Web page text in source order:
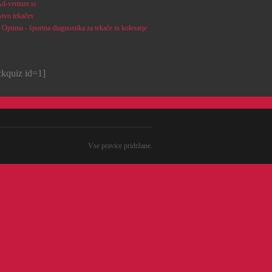
venture.si
tekačev
- športna diagnostika za tekače in kolesarje
id=1]
Vse pravice pridržane.